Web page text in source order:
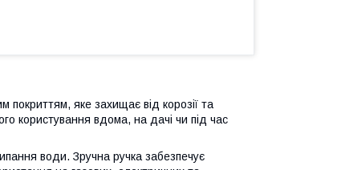
яке захищає від корозії та
користування вдома, на дачі чи під час
води. Зручна ручка забезпечує